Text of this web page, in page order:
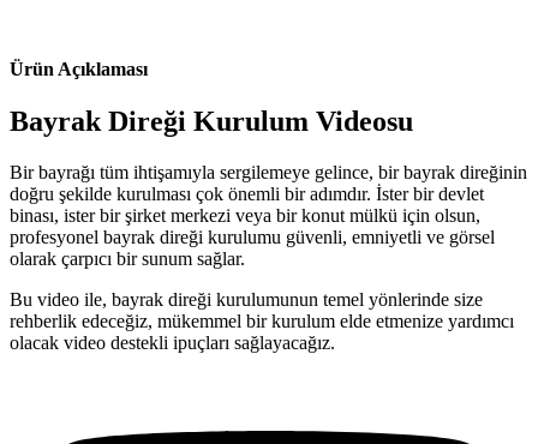
Ürün Açıklaması
Bayrak Direği Kurulum Videosu
Bir bayrağı tüm ihtişamıyla sergilemeye gelince, bir bayrak direğinin
doğru şekilde kurulması çok önemli bir adımdır. İster bir devlet
binası, ister bir şirket merkezi veya bir konut mülkü için olsun,
profesyonel bayrak direği kurulumu güvenli, emniyetli ve görsel
olarak çarpıcı bir sunum sağlar.
Bu video ile, bayrak direği kurulumunun temel yönlerinde size
rehberlik edeceğiz, mükemmel bir kurulum elde etmenize yardımcı
olacak video destekli ipuçları sağlayacağız.